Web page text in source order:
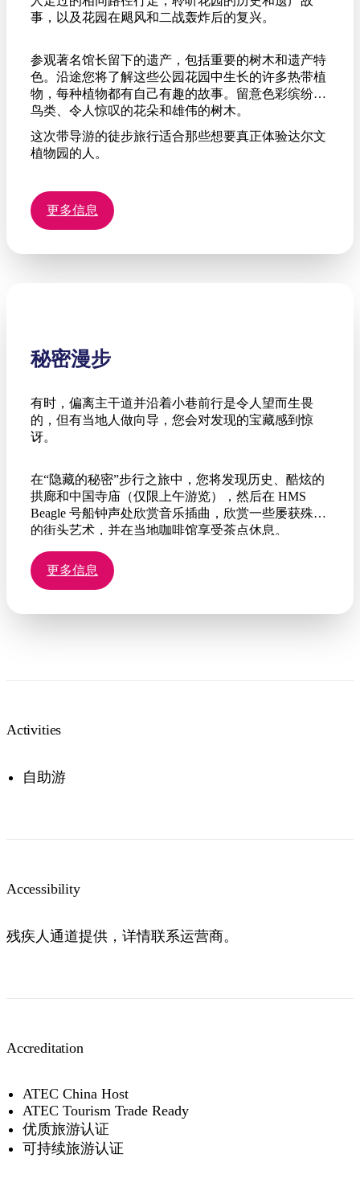
事，以及花园在飓风和二战轰炸后的复兴。
参观著名馆长留下的遗产，包括重要的树木和遗产特
色。沿途您将了解这些公园花园中生长的许多热带植
物，每种植物都有自己有趣的故事。留意色彩缤纷的
鸟类、令人惊叹的花朵和雄伟的树木。
这次带导游的徒步旅行适合那些想要真正体验达尔文
植物园的人。
更多信息
秘密漫步
有时，偏离主干道并沿着小巷前行是令人望而生畏
的，但有当地人做向导，您会对发现的宝藏感到惊
讶。
在“隐藏的秘密”步行之旅中，您将发现历史、酷炫的
拱廊和中国寺庙（仅限上午游览），然后在 HMS
Beagle 号船钟声处欣赏音乐插曲，欣赏一些屡获殊荣
的街头艺术，并在当地咖啡馆享受茶点休息。
更多信息
Activities
自助游
Accessibility
残疾人通道提供，详情联系运营商。
Accreditation
ATEC China Host
ATEC Tourism Trade Ready
优质旅游认证
可持续旅游认证